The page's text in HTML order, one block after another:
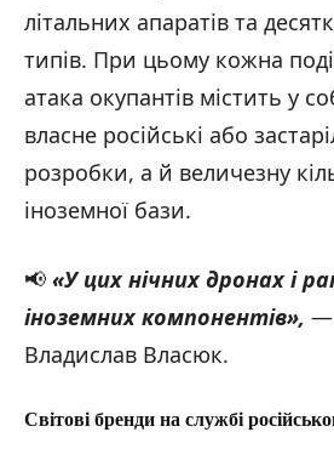
літальних апаратів та
типів. При цьому кожна
атака окупантів містить у
власне російські або
розробки, а й величезну
іноземної бази.
📢 «У цих нічних дронах і
іноземних компонентів», —
Владислав Власюк.
Світові бренди на службі